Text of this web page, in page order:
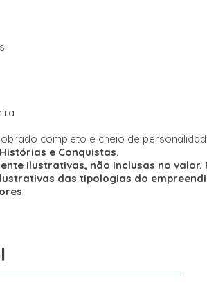
completo e cheio de
Histórias e Conquistas.
ilustrativas, não inclusas no
das tipologias do